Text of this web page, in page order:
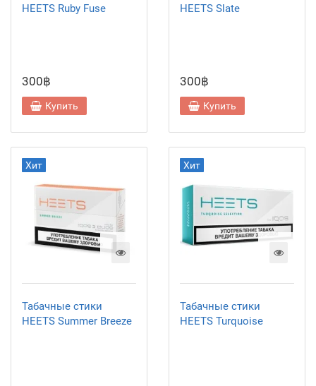
HEETS Ruby Fuse
300฿
Купить
HEETS Slate
300฿
Купить
Хит
Табачные стики
HEETS Summer Breeze
Хит
Табачные стики
HEETS Turquoise